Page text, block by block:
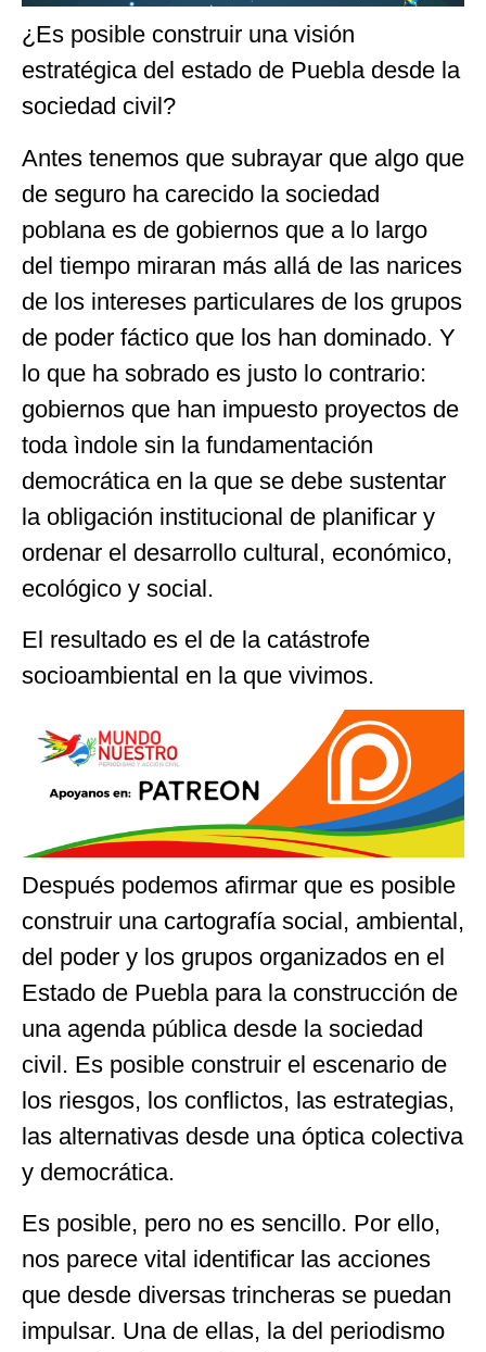
¿Es posible construir una visión
estratégica del estado de Puebla desde la
sociedad civil?
Antes tenemos que subrayar que algo que
de seguro ha carecido la sociedad
poblana es de gobiernos que a lo largo
del tiempo miraran más allá de las narices
de los intereses particulares de los grupos
de poder fáctico que los han dominado. Y
lo que ha sobrado es justo lo contrario:
gobiernos que han impuesto proyectos de
toda ìndole sin la fundamentación
democrática en la que se debe sustentar
la obligación institucional de planificar y
ordenar el desarrollo cultural, económico,
ecológico y social.
El resultado es el de la catástrofe
socioambiental en la que vivimos.
Después podemos afirmar que es posible
construir una cartografía social, ambiental,
del poder y los grupos organizados en el
Estado de Puebla para la construcción de
una agenda pública desde la sociedad
civil. Es posible construir el escenario de
los riesgos, los conflictos, las estrategias,
las alternativas desde una óptica colectiva
y democrática.
Es posible, pero no es sencillo. Por ello,
nos parece vital identificar las acciones
que desde diversas trincheras se puedan
impulsar. Una de ellas, la del periodismo